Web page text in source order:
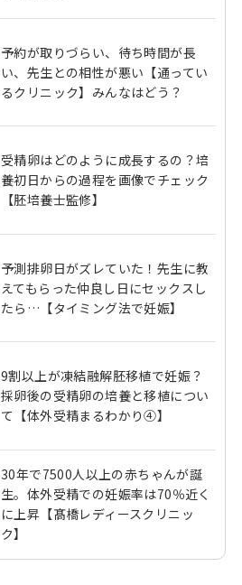
予約が取りづらい、待ち時間が長
い、先生との相性が悪い【通ってい
るクリニック】みんなはどう？
受精卵はどのように成長するの？培
養初日からの過程を画像でチェック
【胚培養士監修】
予測排卵日がズレていた！先生に教
えてもらった仲良し日にセックスし
たら…【タイミング法で妊娠】
9割以上が凍結融解胚移植で妊娠？
採卵後の受精卵の培養と移植につい
て【体外受精まるわかり④】
30年で7500人以上の赤ちゃんが誕
生。体外受精での妊娠率は70％近く
に上昇【髙橋レディースクリニッ
ク】